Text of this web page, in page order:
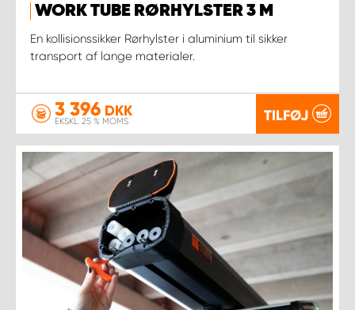
WORK TUBE RØRHYLSTER 3 M
En kollisionssikker Rørhylster i aluminium til sikker
transport af lange materialer.
3 396 DKK
EKSKL. 25 % MOMS TILFØJ